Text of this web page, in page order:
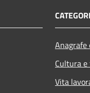
Cultura
Vita